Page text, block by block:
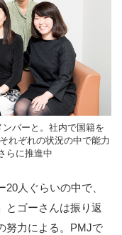
バーと。社内で国籍を
れぞれの状況の中で能力
らに推進中
20人ぐらいの中で、
とゴーさんは振り返
努力による。PMJで